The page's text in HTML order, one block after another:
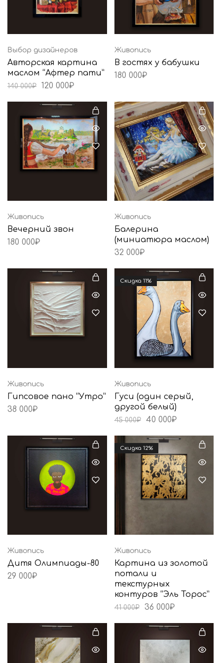
Выбор дизайнеров
Авторская картина
маслом “Афтер пати”
140 000₽ 120 000₽
Живопись
В гостях у бабушки
180 000₽
Живопись
Вечерний звон
180 000₽
Живопись
Балерина
(миниатюра маслом)
32 000₽
Живопись
Гипсовое пано “Утро”
38 000₽
Cкидка 11%
Живопись
Гуси (один серый,
другой белый)
45 000₽ 40 000₽
Живопись
Дитя Олимпиады-80
29 000₽
Cкидка 12%
Живопись
Картина из золотой
потали и
текстурных
контуров “Эль Торос”
41 000₽ 36 000₽